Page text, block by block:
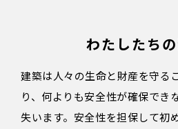
わたしたちの
建築は人々の生命と財産を守る
り、何よりも安全性が確保でき
失います。安全性を担保して初